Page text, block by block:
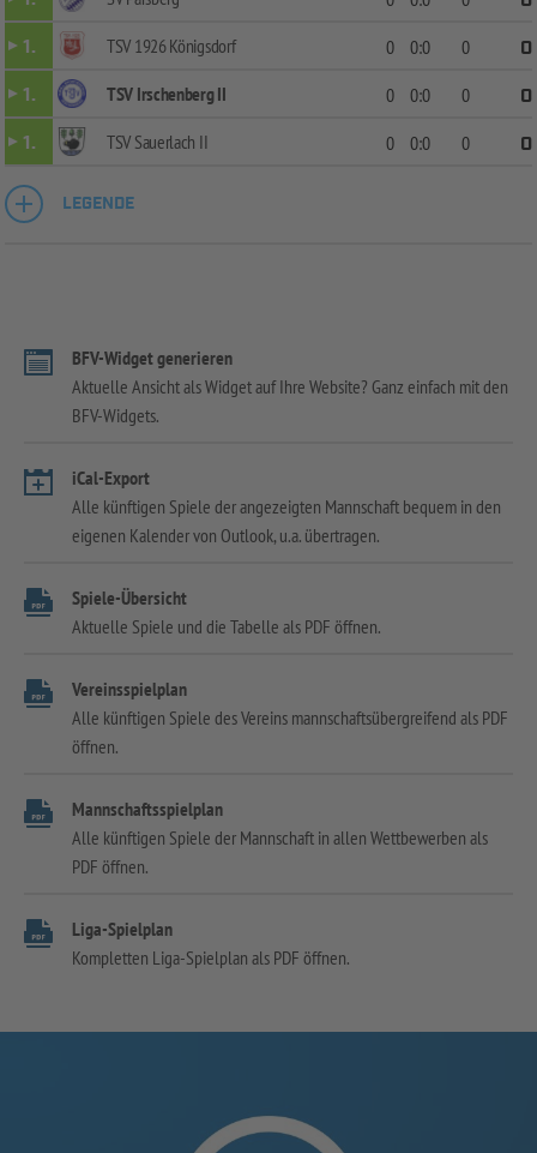
1.
TSV 1926 Königsdorf 0 0:0 0
0
1.
TSV Irschenberg II 0 0:0 0
0
1.
TSV Sauerlach II 0 0:0 0 0
LEGENDE
BFV-Widget generieren
Aktuelle Ansicht als Widget auf Ihre Website? Ganz einfach mit den
BFV-Widgets.
iCal-Export
Alle künftigen Spiele der angezeigten Mannschaft bequem in den
eigenen Kalender von Outlook, u.a. übertragen.
Spiele-Übersicht
Aktuelle Spiele und die Tabelle als PDF öffnen.
Vereinsspielplan
Alle künftigen Spiele des Vereins mannschaftsübergreifend als PDF
öffnen.
Mannschaftsspielplan
Alle künftigen Spiele der Mannschaft in allen Wettbewerben als
PDF öffnen.
Liga-Spielplan
Kompletten Liga-Spielplan als PDF öffnen.